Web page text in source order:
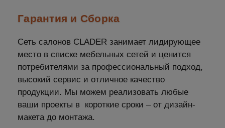
Гарантия и Сборка
Сеть салонов CLADER занимает лидирующее
место в списке мебельных сетей и ценится
потребителями за профессиональный подход,
высокий сервис и отличное качество
продукции. Мы можем реализовать любые
ваши проекты в короткие сроки – от дизайн-
макета до монтажа.